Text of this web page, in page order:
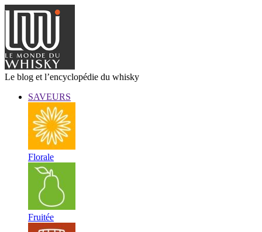
Le blog et l’encyclopédie du whisky
SAVEURS
Florale
Fruitée